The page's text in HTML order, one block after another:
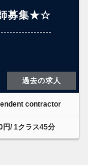
募集★☆
過去の求人
contractor
円/ 1クラス45分